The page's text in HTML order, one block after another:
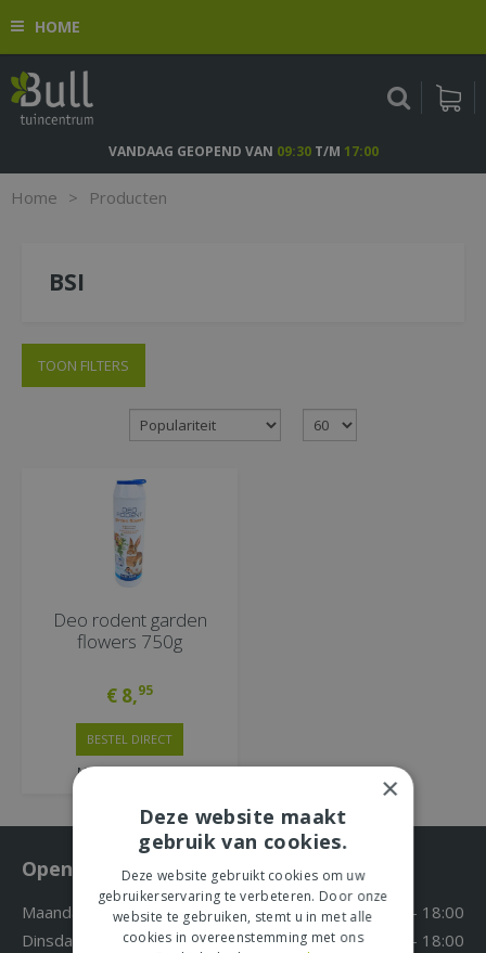
n
o
HOME
Home > Producten
VANDAAG GEOPEND VAN 09:30T/M 17:00
BSI
TOON FILTERS
Deo rodent garden
flowers 750g
€ 8,95
MEER INFORMATIE
BESTEL DIRECT
Openingstijden
Maandag
09:30 - 18:00
Dinsdag
09:30 - 18:00
×
Deze website maakt
gebruik van cookies.
Deze website gebruikt cookies om uw
gebruikerservaring te verbeteren. Door onze
website te gebruiken, stemt u in met alle
cookies in overeenstemming met ons